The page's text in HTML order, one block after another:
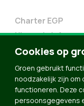
Charter EGP
Nieuwsbrief
Doe Mee
Contact
Groen in je buurt
Meldpunt
Cookies op
Groen gebruikt
noodzakelijk zijn
functioneren. Deze
persoonsgegevens